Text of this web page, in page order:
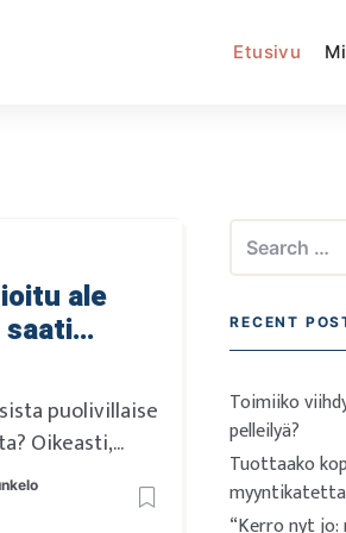
Etusivu
ale
puolivillaiseksi
Oikeasti,
Search
for:
RECENT
Toimiiko
pelleilyä?
Tuottaako
“Kerro nyt